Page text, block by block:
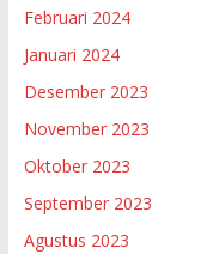
Februari 2024
Januari 2024
Desember 2023
November 2023
Oktober 2023
September 2023
Agustus 2023